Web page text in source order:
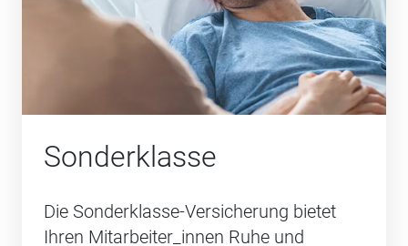
Sonderklasse
Die Sonderklasse-Versicherung bietet
Ihren Mitarbeiter_innen Ruhe und